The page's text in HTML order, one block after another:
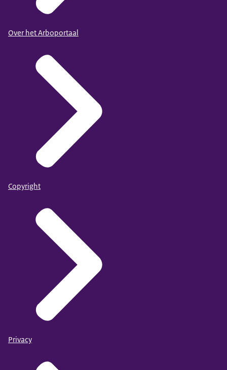
Over het Arboportaal
Copyright
Privacy